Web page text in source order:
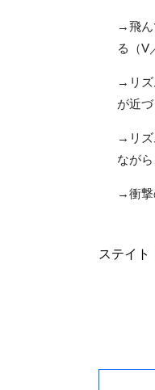
→飛ん
る（V
→リズ
が近
→リズ
なが
→衝撃
ステイト